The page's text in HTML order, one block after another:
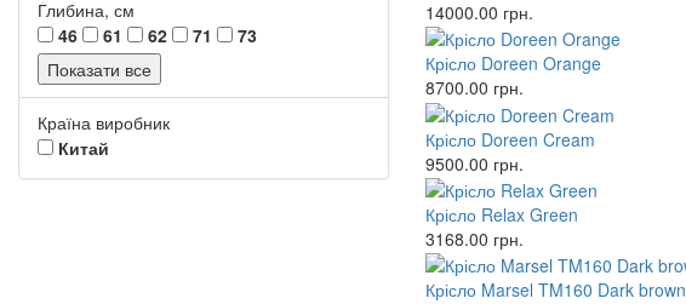
Глибина, см
46
61 62 71
73
Показати все
Країна виробник
Китай
14000.00 грн.
Крісло Doreen Orange
8700.00 грн.
Крісло Doreen Cream
9500.00 грн.
Крісло Relax Green
3168.00 грн.
Крісло Marsel TM160 Dark brown